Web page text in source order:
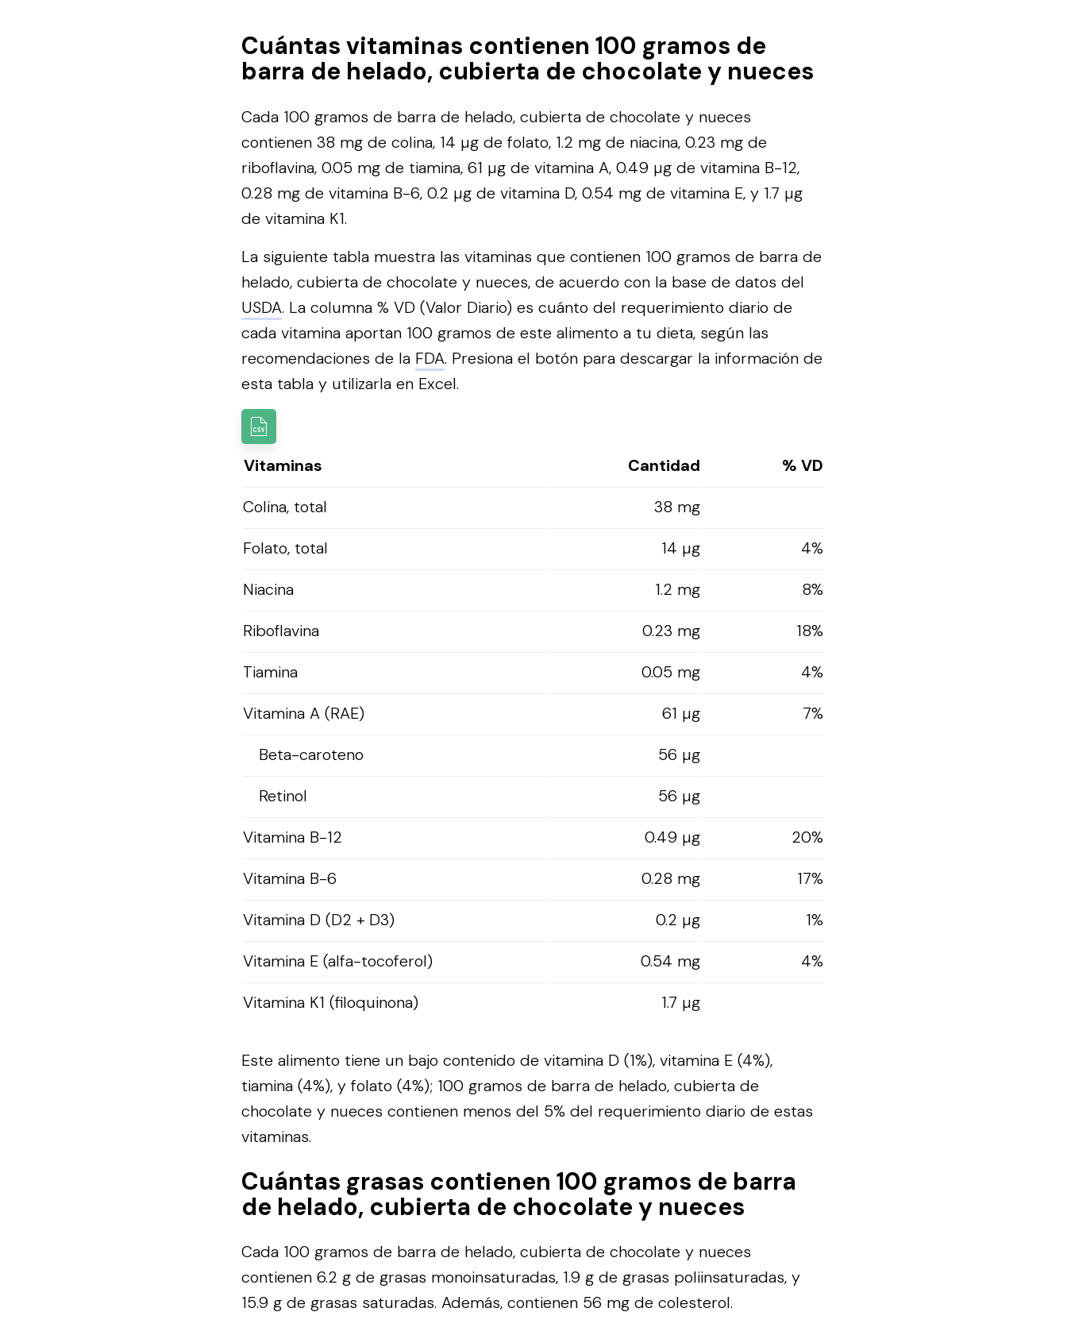
Cuántas vitaminas contienen 100 gramos de
barra de helado, cubierta de chocolate y nueces
Cada 100 gramos de barra de helado, cubierta de chocolate y nueces
contienen 38 mg de colina, 14 µg de folato, 1.2 mg de niacina, 0.23 mg de
riboflavina, 0.05 mg de tiamina, 61 µg de vitamina A, 0.49 µg de vitamina B-12,
0.28 mg de vitamina B-6, 0.2 µg de vitamina D, 0.54 mg de vitamina E, y 1.7 µg
de vitamina K1.
La siguiente tabla muestra las vitaminas que contienen 100 gramos de barra de
helado, cubierta de chocolate y nueces, de acuerdo con la base de datos del
USDA. La columna % VD (Valor Diario) es cuánto del requerimiento diario de
cada vitamina aportan 100 gramos de este alimento a tu dieta, según las
recomendaciones de la FDA. Presiona el botón para descargar la información de
esta tabla y utilizarla en Excel.
Vitaminas Cantidad
% VD
Colina, total
38 mg
Folato, total
14 µg
4%
Niacina
1.2 mg
8%
Riboflavina
0.23 mg
18%
Tiamina
0.05 mg
4%
Vitamina A (RAE)
61 µg
7%
Beta-caroteno
56 µg
Retinol
56 µg
Vitamina B-12
0.49 µg
20%
Vitamina B-6
0.28 mg
17%
Vitamina D (D2 + D3)
0.2 µg
1%
Vitamina E (alfa-tocoferol)
0.54 mg
4%
Vitamina K1 (filoquinona)
1.7 µg
Este alimento tiene un bajo contenido de vitamina D (1%), vitamina E (4%),
tiamina (4%), y folato (4%); 100 gramos de barra de helado, cubierta de
chocolate y nueces contienen menos del 5% del requerimiento diario de estas
vitaminas.
Cuántas grasas contienen 100 gramos de barra
de helado, cubierta de chocolate y nueces
Cada 100 gramos de barra de helado, cubierta de chocolate y nueces
contienen 6.2 g de grasas monoinsaturadas, 1.9 g de grasas poliinsaturadas, y
15.9 g de grasas saturadas. Además, contienen 56 mg de colesterol.